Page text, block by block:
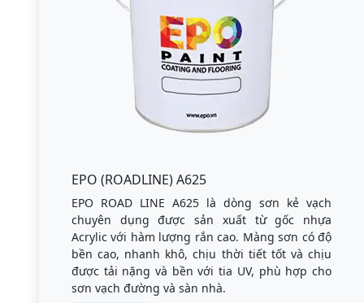
EPO (ROADLINE) A625
EPO ROAD LINE A625 là dòng sơn kẻ vạch
chuyên dụng được sản xuất từ gốc nhựa
Acrylic với hàm lượng rắn cao. Màng sơn có độ
bền cao, nhanh khô, chịu thời tiết tốt và chịu
được tải nặng và bền với tia UV, phù hợp cho
sơn vạch đường và sàn nhà.